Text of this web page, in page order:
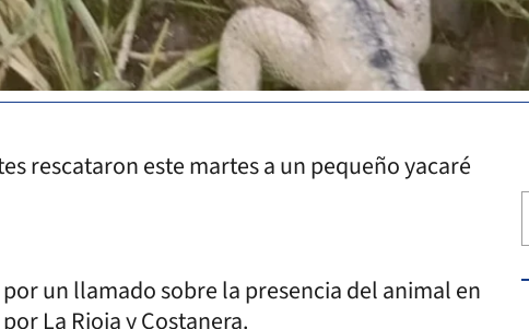
rescataron este martes a un pequeño yacaré
un llamado sobre la presencia del animal en
La Rioja y Costanera.